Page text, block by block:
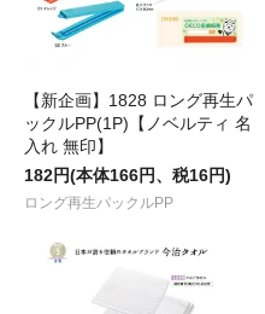
【新企画】1828 ロング再生パ
ックルPP(1P)【ノベルティ 名
入れ 無印】
182円(本体166円、税16円)
ロング再生パックルPP